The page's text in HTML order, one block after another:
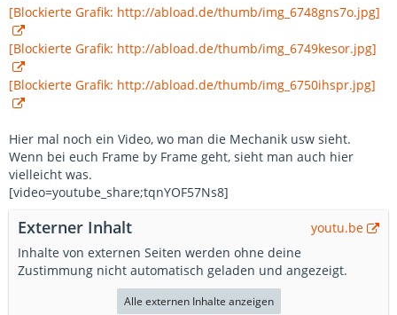
[Blockierte Grafik: http://abload.de/thumb/img_6748gns7o.jpg]
[Blockierte Grafik: http://abload.de/thumb/img_6749kesor.jpg]
[Blockierte Grafik: http://abload.de/thumb/img_6750ihspr.jpg]
Hier mal noch ein Video, wo man die Mechanik usw sieht.
Wenn bei euch Frame by Frame geht, sieht man auch hier
vielleicht was.
[video=youtube_share;tqnYOF57Ns8]
Externer Inhalt
youtu.be
Inhalte von externen Seiten werden ohne deine
Zustimmung nicht automatisch geladen und angezeigt.
Alle externen Inhalte anzeigen